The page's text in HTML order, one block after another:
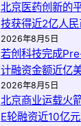
北京医药创新的
技获得近2亿人
2026年8月5日
若创科技完成
计融资金额近亿
2026年8月5日
北京商业运载火
E轮融资近10亿